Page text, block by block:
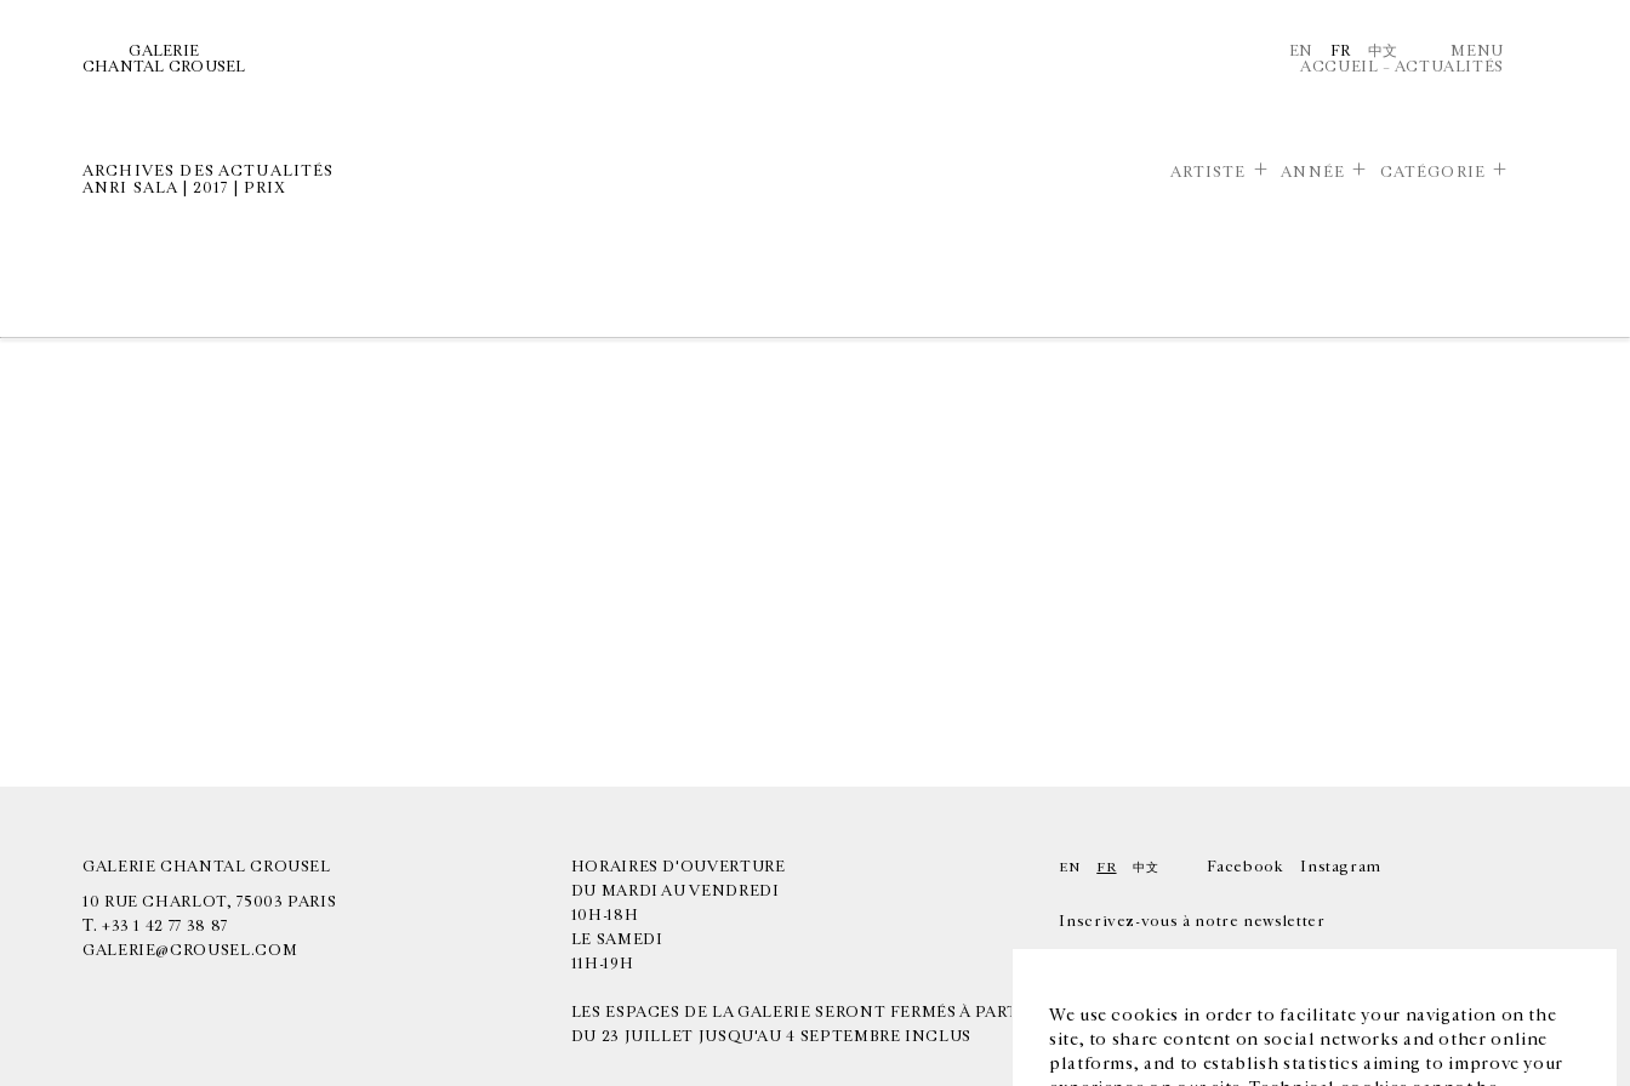
We use cookies in order to facilitate your navigation on the
site, to share content on social networks and other online
platforms, and to establish statistics aiming to improve your
GALERIE
CHANTAL CROUSEL
EN FR 中文
MENU
ACCUEIL – ACTUALITÉS
ARCHIVES DES ACTUALITÉS
ANRI SALA | 2017 | PRIX
ARTISTE ANNÉE CATÉGORIE
GALERIE CHANTAL CROUSEL
10 RUE CHARLOT, 75003 PARIS
T. +33 1 42 77 38 87
GALERIE@CROUSEL.COM
HORAIRES D'OUVERTURE
DU MARDI AU VENDREDI
10H-18H
LE SAMEDI
11H-19H
LES ESPACES DE LA GALERIE SERONT FERMÉS À PARTIR
DU 23 JUILLET JUSQU'AU 4 SEPTEMBRE INCLUS
EN FR 中文 Facebook Instagram
Inscrivez-vous à notre newsletter